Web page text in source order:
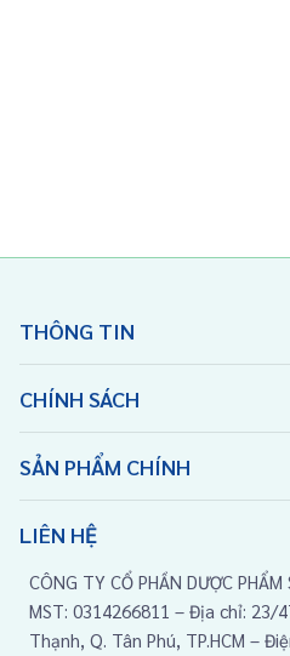
THÔNG TIN
CHÍNH SÁCH
SẢN PHẨM CHÍNH
LIÊN HỆ
CÔNG TY CỔ PHẦN DƯỢC PHẨM
MST: 0314266811 – Địa chỉ: 23/
Thạnh, Q. Tân Phú, TP.HCM –